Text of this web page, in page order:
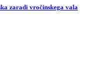
zaradi vročinskega vala